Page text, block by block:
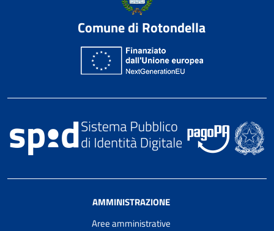
Comune di Rotondella
AMMINISTRAZIONE
Aree amministrative